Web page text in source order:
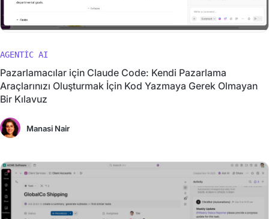
AGENTIC AI
Pazarlamacılar için Claude Code: Kendi Pazarlama
Araçlarınızı Oluşturmak İçin Kod Yazmaya Gerek Olmayan
Bir Kılavuz
Manasi Nair